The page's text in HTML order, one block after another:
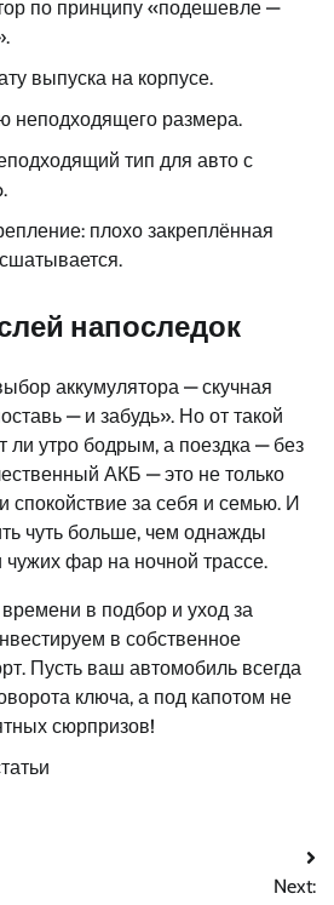
по принципу «подешевле —
выпуска на корпусе.
неподходящего размера.
тип для авто с
плохо закреплённая
напоследок
аккумулятора — скучная
— и забудь». Но от такой
ли утро бодрым, а поездка — без
АКБ — это не только
спокойствие за себя и семью. И
чуть больше, чем однажды
фар на ночной трассе.
в подбор и уход за
в собственное
Пусть ваш автомобиль всегда
ключа, а под капотом не
сюрпризов!
Next: